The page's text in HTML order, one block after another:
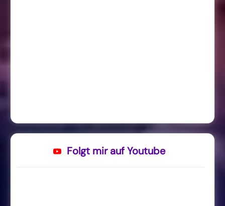
Folgt mir auf Youtube